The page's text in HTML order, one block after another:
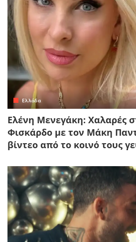
Ελλάδα
Ελένη Μενεγάκη: Χαλαρές
Φισκάρδο με τον Μάκη
βίντεο από το κοινό τους